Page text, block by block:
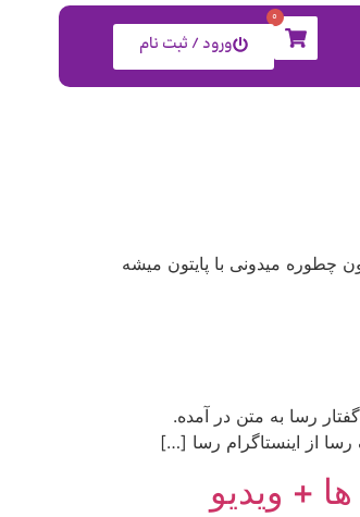
0
ورود / ثبت نام
چطوره میدونی با پایتون میشه
رسا به متن در آمده.
از اینستاگرام رسا […]
+ ویدیو